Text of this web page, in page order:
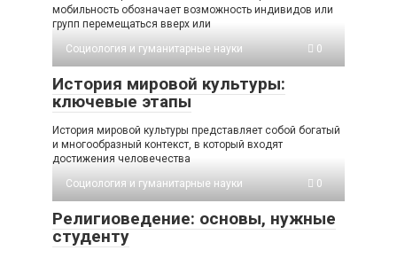
мобильность обозначает возможность индивидов или
групп перемещаться вверх или
Социология и гуманитарные науки
0
История мировой культуры:
ключевые этапы
История мировой культуры представляет собой богатый
и многообразный контекст, в который входят
достижения человечества
Социология и гуманитарные науки
0
Религиоведение: основы, нужные
студенту